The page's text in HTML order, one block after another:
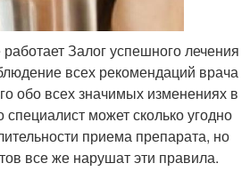
Залог успешного лечения
всех рекомендаций врача
обо всех значимых изменениях в
может сколько угодно
приема препарата, но
все же нарушат эти правила.